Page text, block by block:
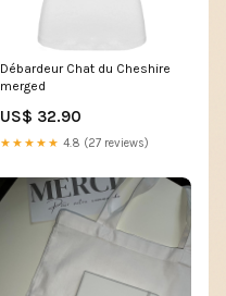
Débardeur Chat du Cheshire
merged
US$ 32.90
★★★★★ 4.8 (27 reviews)